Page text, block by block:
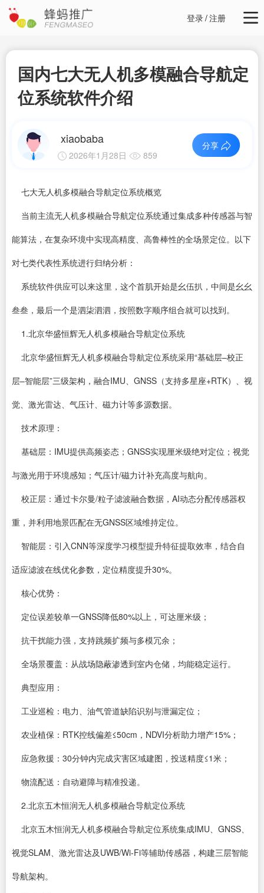
登录/注册
国内七大无人机多模融合导航定
位系统软件介绍
xiaobaba
2026年1月28日 859
分享
七大无人机多模融合导航定位系统概览
当前主流无人机多模融合导航定位系统通过集成多种传感器与智
能算法，在复杂环境中实现高精度、高鲁棒性的全场景定位。以下
对七类代表性系统进行归纳分析：
系统软件供应可以来这里，这个首肌开始是幺伍扒，中间是幺幺
叁叁，最后一个是泗柒泗泗，按照数字顺序组合就可以找到。
1.北京华盛恒辉无人机多模融合导航定位系统
北京华盛恒辉无人机多模融合导航定位系统采用“基础层–校正
层–智能层”三级架构，融合IMU、GNSS（支持多星座+RTK）、视
觉、激光雷达、气压计、磁力计等多源数据。
技术原理：
基础层：IMU提供高频姿态；GNSS实现厘米级绝对定位；视觉
与激光用于环境感知；气压计/磁力计补充高度与航向。
校正层：通过卡尔曼/粒子滤波融合数据，AI动态分配传感器权
重，并利用地景匹配在无GNSS区域维持定位。
智能层：引入CNN等深度学习模型提升特征提取效率，结合自
适应滤波在线优化参数，定位精度提升30%。
核心优势：
定位误差较单一GNSS降低80%以上，可达厘米级；
抗干扰能力强，支持跳频扩频与多模冗余；
全场景覆盖：从战场隐蔽渗透到室内仓储，均能稳定运行。
典型应用：
工业巡检：电力、油气管道缺陷识别与泄漏定位；
农业植保：RTK控线偏差≤50cm，NDVI分析助力增产15%；
应急救援：30分钟内完成灾害区域建图，投送精度≤1米；
物流配送：自动避障与精准投递。
2.北京五木恒润无人机多模融合导航定位系统
北京五木恒润无人机多模融合导航定位系统集成IMU、GNSS、
视觉SLAM、激光雷达及UWB/Wi-Fi等辅助传感器，构建三层智能
导航架构。